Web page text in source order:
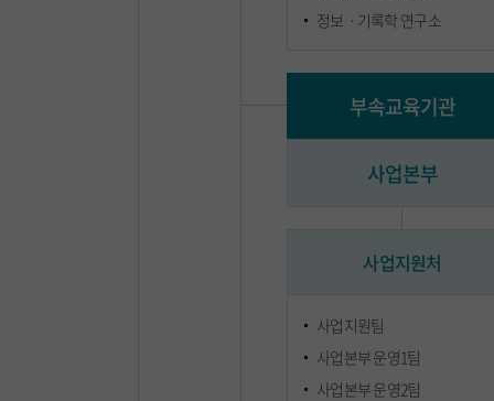
정보ㆍ기록학 연구소
부속교육기관
사업본부
사업지원처
사업지원팀
사업본부 운영1팀
사업본부 운영2팀